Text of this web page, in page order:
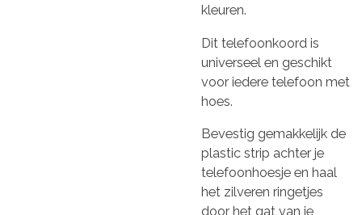
kleuren.
Dit telefoonkoord is
universeel en geschikt
voor iedere telefoon met
hoes.
Bevestig gemakkelijk de
plastic strip achter je
telefoonhoesje en haal
het zilveren ringetjes
door het gat van je